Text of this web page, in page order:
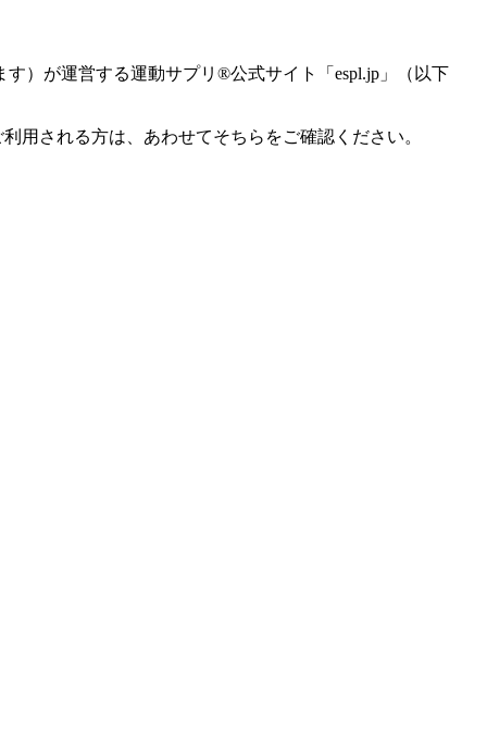
）が運営する運動サプリ®公式サイト「espl.jp」（以下
用される方は、あわせてそちらをご確認ください。